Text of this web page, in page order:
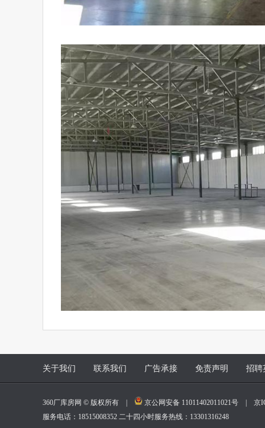
关于我们 联系我们 广告承接 免责声明 招聘
360厂库房网 © 版权所有 | 京公网安备 11011402011021号
京
服务电话：18515008352 二十四小时服务热线：13301316248